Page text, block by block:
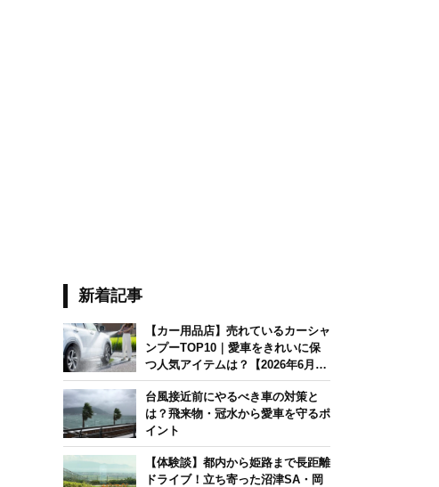
新着記事
【カー用品店】売れているカーシャ
ンプーTOP10｜愛車をきれいに保
つ人気アイテムは？【2026年6月
版】
台風接近前にやるべき車の対策と
は？飛来物・冠水から愛車を守るポ
イント
【体験談】都内から姫路まで長距離
ドライブ！立ち寄った沼津SA・岡